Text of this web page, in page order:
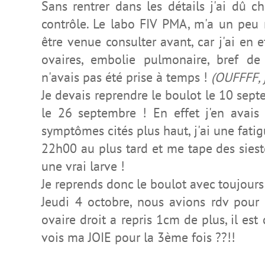
Sans rentrer dans les détails j'ai dû
contrôle. Le labo FIV PMA, m'a un
être venue consulter avant, car j'ai en
ovaires, embolie pulmonaire, bref
n'avais pas été prise à temps !
Je devais reprendre le boulot le 10
le 26 septembre ! En effet j'en
symptômes cités plus haut, j'ai une
22h00 au plus tard et me tape des
une vrai larve !
Je reprends donc le boulot avec
Jeudi 4 octobre, nous avions rdv
ovaire droit a repris 1cm de plus, il
vois ma JOIE pour la 3ème fois ??!!